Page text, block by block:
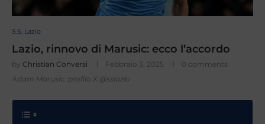
S.S. Lazio
Lazio, rinnovo di Marusic: ecco l’accordo
by Christian Conversi Febbraio 3, 2025
0 comments
Adam Marusic: profilo X @sslazio